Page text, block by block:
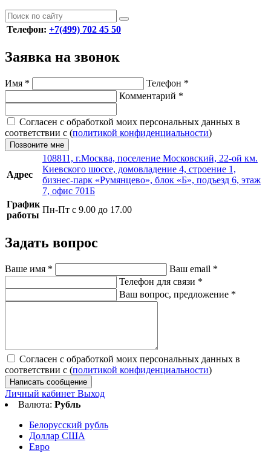
Телефон: +7(499) 702 45 50
Заявка на звонок
Имя * Телефон *
Комментарий *
Согласен с обработкой моих персональных данных в
соответствии с (политикой конфиденциальности)
Позвоните мне
Адрес
108811, г.Москва, поселение Московский, 22-ой км.
Киевского шоссе, домовладение 4, строение 1,
бизнес-парк «Румянцево», блок «Б», подъезд 6, этаж
7, офис 701Б
График
работы
Пн-Пт с 9.00 до 17.00
Задать вопрос
Ваше имя * Ваш email *
Телефон для связи *
Ваш вопрос, предложение *
Согласен с обработкой моих персональных данных в
соответствии с (политикой конфиденциальности)
Написать сообщение
Личный кабинет Выход
Валюта: Рубль
Белорусский рубль
Доллар США
Евро